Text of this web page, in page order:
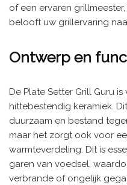
of een ervaren
belooft uw grillervaring
Ontwerp en
De Plate Setter Grill Guru
hittebestendig keramiek.
duurzaam en bestand
maar het zorgt ook voor
warmteverdeling. Dit is
garen van voedsel,
verbrande of ongelijk